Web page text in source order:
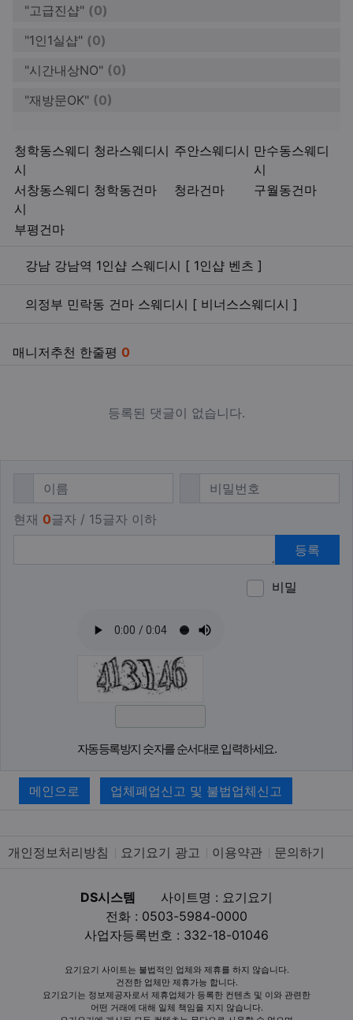
"고급진샵" (0)
"1인1실샵" (0)
"시간내상NO" (0)
"재방문OK" (0)
청학동스웨디
시
청라스웨디시 주안스웨디시 만수동스웨디
시
서창동스웨디
시
청학동건마 청라건마 구월동건마
부평건마
키워드
관련자료
강남 강남역 1인샵 스웨디시 [ 1인샵 벤츠 ]
의정부 민락동 건마 스웨디시 [ 비너스스웨디시 ]
매니저추천 한줄평 0
등록된 댓글이 없습니다.
댓글쓰기
필수 비밀번호필수
현재 0글자 / 15글자 이하
등록
비밀
자동등록방지 숫자를 순서대로 입력하세요.
메인으로 업체폐업신고 및 불법업체신고
개인정보처리방침 요기요기 광고 이용약관 문의하기
DS시스템
사이트명 : 요기요기
전화 : 0503-5984-0000
사업자등록번호 : 332-18-01046
요기요기 사이트는 불법적인 업체와 제휴를 하지 않습니다.
건전한 업체만 제휴가능 합니다.
요기요기는 정보제공자로서 제휴업체가 등록한 컨텐츠 및 이와 관련한
어떤 거래에 대해 일체 책임을 지지 않습니다.